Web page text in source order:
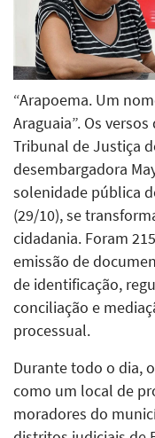
“Arapoema. Um
Araguaia”. Os
Tribunal de Justiça
desembargadora
solenidade pública
(29/10), se
cidadania. Foram
emissão de
de identificação,
conciliação e
processual.
Durante todo o dia,
como um local de
moradores do